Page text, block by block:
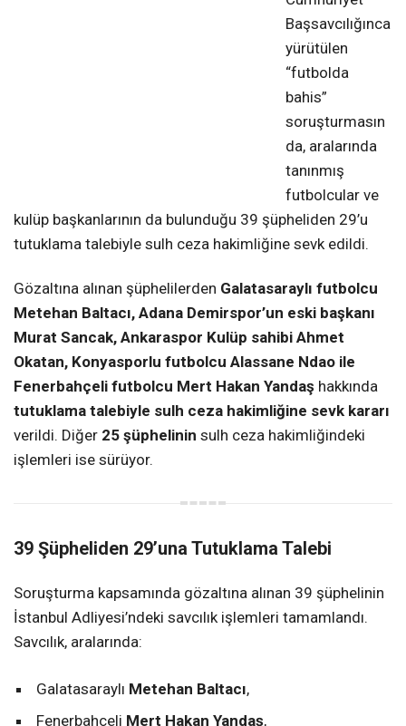
Başsavcılığınca
yürütülen
“futbolda
bahis”
soruşturmasın
da, aralarında
tanınmış
futbolcular ve
kulüp başkanlarının da bulunduğu 39 şüpheliden 29’u
tutuklama talebiyle sulh ceza hakimliğine sevk edildi.
Gözaltına alınan şüphelilerden Galatasaraylı futbolcu
Metehan Baltacı, Adana Demirspor’un eski başkanı
Murat Sancak, Ankaraspor Kulüp sahibi Ahmet
Okatan, Konyasporlu futbolcu Alassane Ndao ile
Fenerbahçeli futbolcu Mert Hakan Yandaş hakkında
tutuklama talebiyle sulh ceza hakimliğine sevk kararı
verildi. Diğer 25 şüphelinin sulh ceza hakimliğindeki
işlemleri ise sürüyor.
39 Şüpheliden 29’una Tutuklama Talebi
Soruşturma kapsamında gözaltına alınan 39 şüphelinin
İstanbul Adliyesi’ndeki savcılık işlemleri tamamlandı.
Savcılık, aralarında:
Galatasaraylı Metehan Baltacı,
Fenerbahçeli Mert Hakan Yandaş,